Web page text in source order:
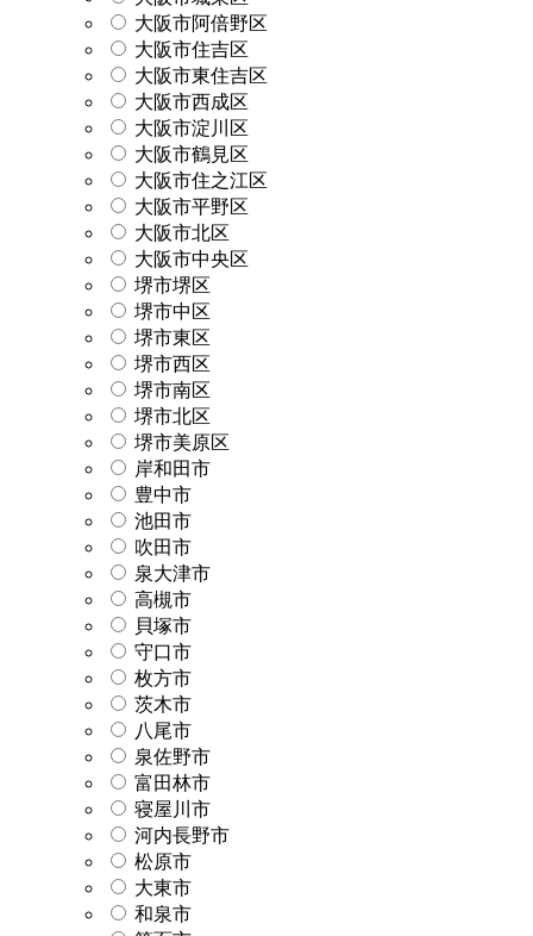
大阪市阿倍野区
大阪市住吉区
大阪市東住吉区
大阪市西成区
大阪市淀川区
大阪市鶴見区
大阪市住之江区
大阪市平野区
大阪市北区
大阪市中央区
堺市堺区
堺市中区
堺市東区
堺市西区
堺市南区
堺市北区
堺市美原区
岸和田市
豊中市
池田市
吹田市
泉大津市
高槻市
貝塚市
守口市
枚方市
茨木市
八尾市
泉佐野市
富田林市
寝屋川市
河内長野市
松原市
大東市
和泉市